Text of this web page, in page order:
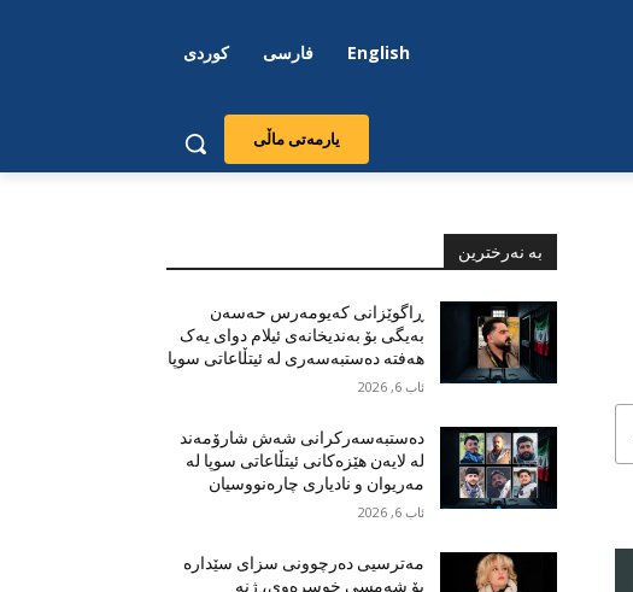
English فارسی کوردی
یارمەتی ماڵی
بە نەرخترین
ڕاگوێزانی کەیومەرس حەسەن
بەیگی بۆ بەندیخانەی ئیلام دوای یەک
هەفتە دەستبەسەری لە ئیتڵاعاتی سوپا
ئاب 6, 2026
دەستبەسەرکرانی شەش شارۆمەند
لە لایەن هێزەکانی ئیتڵاعاتی سوپا لە
مەریوان و نادیاری چارەنووسیان
ئاب 6, 2026
مەترسیی دەرچوونی سزای سێدارە
بۆ شەمسی خوسرەوی، ژنە